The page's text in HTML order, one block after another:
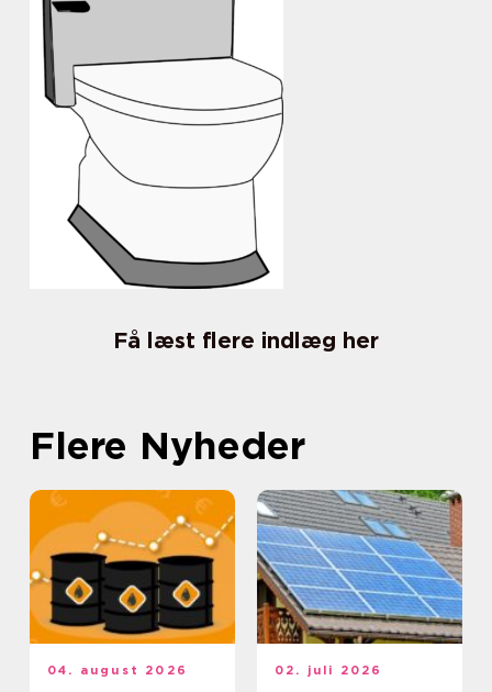
Få læst flere indlæg her
Flere Nyheder
04. august 2026 02. juli 2026